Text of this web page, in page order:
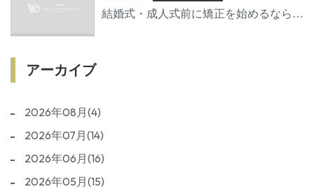
結婚式・成人式前に矯正を始めるならい
アーカイブ
2026年08月(4)
2026年07月(14)
2026年06月(16)
2026年05月(15)